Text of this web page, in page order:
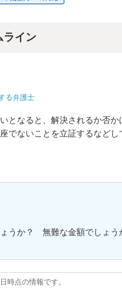
ライン
る弁護士
となると、解決されるか否
でないことを立証するなど
うか？　無難な金額でしょう
時点の情報です。